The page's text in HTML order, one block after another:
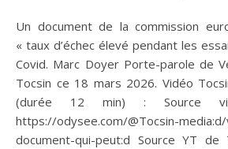
Un document de la commission européenne assume le
« taux d’échec élevé pendant les
Covid. Marc Doyer Porte-parole de
Tocsin ce 18 mars 2026. Vidéo
(durée 12 min) : Source
https://odysee.com/@Tocsin-
document-qui-peut:d Source YT